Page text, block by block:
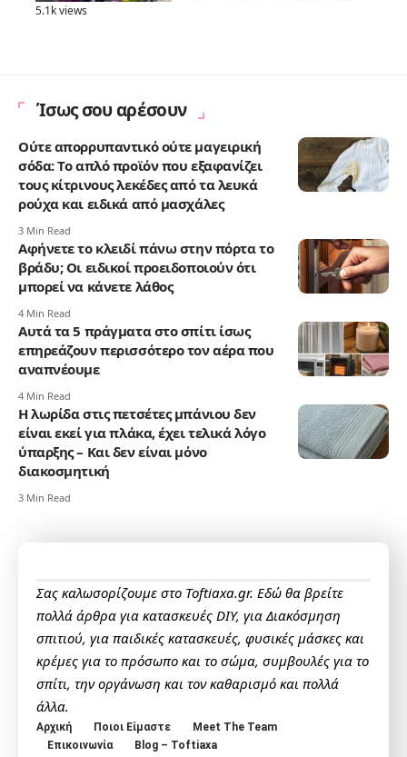
5.1k views
Ίσως σου αρέσουν
Ούτε απορρυπαντικό ούτε μαγειρική
σόδα: Το απλό προϊόν που εξαφανίζει
τους κίτρινους λεκέδες από τα λευκά
ρούχα και ειδικά από μασχάλες
3 Min Read
Αφήνετε το κλειδί πάνω στην πόρτα το
βράδυ; Οι ειδικοί προειδοποιούν ότι
μπορεί να κάνετε λάθος
4 Min Read
Αυτά τα 5 πράγματα στο σπίτι ίσως
επηρεάζουν περισσότερο τον αέρα που
αναπνέουμε
4 Min Read
Η λωρίδα στις πετσέτες μπάνιου δεν
είναι εκεί για πλάκα, έχει τελικά λόγο
ύπαρξης – Και δεν είναι μόνο
διακοσμητική
3 Min Read
Σας καλωσορίζουμε στο Toftiaxa.gr. Εδώ θα βρείτε
πολλά άρθρα για κατασκευές DIY, για Διακόσμηση
σπιτιού, για παιδικές κατασκευές, φυσικές μάσκες και
κρέμες για το πρόσωπο και το σώμα, συμβουλές για το
σπίτι, την οργάνωση και τον καθαρισμό και πολλά
άλλα.
Αρχική Ποιοι Είμαστε
Meet The Team
Επικοινωνία
Blog – Toftiaxa